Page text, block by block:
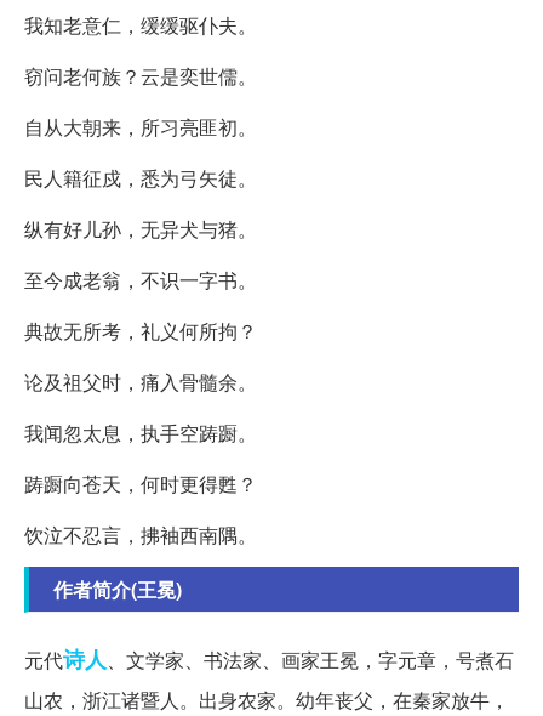
我知老意仁，缓缓驱仆夫。
窃问老何族？云是奕世儒。
自从大朝来，所习亮匪初。
民人籍征戍，悉为弓矢徒。
纵有好儿孙，无异犬与猪。
至今成老翁，不识一字书。
典故无所考，礼义何所拘？
论及祖父时，痛入骨髓余。
我闻忽太息，执手空踌蹰。
踌蹰向苍天，何时更得甦？
饮泣不忍言，拂袖西南隅。
作者简介(王冕)
元代诗人、文学家、书法家、画家王冕，字元章，号煮石
山农，浙江诸暨人。出身农家。幼年丧父，在秦家放牛，